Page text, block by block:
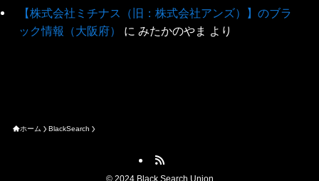
【株式会社ミチナス（旧：株式会社アンズ）】のブラ
ック情報（大阪府）
に みたかのやま より
ホーム BlackSearch